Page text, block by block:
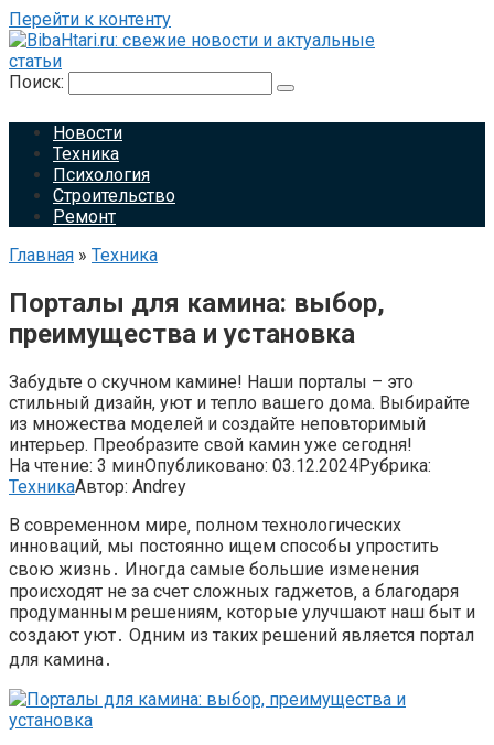
Перейти к контенту
Поиск:
Новости
Техника
Психология
Строительство
Ремонт
Главная » Техника
Порталы для камина: выбор,
преимущества и установка
Забудьте о скучном камине! Наши порталы – это
стильный дизайн, уют и тепло вашего дома. Выбирайте
из множества моделей и создайте неповторимый
интерьер. Преобразите свой камин уже сегодня!
На чтение: 3 минОпубликовано: 03.12.2024Рубрика:
ТехникаАвтор: Andrey
В современном мире‚ полном технологических
инноваций‚ мы постоянно ищем способы упростить
свою жизнь․ Иногда самые большие изменения
происходят не за счет сложных гаджетов‚ а благодаря
продуманным решениям‚ которые улучшают наш быт и
создают уют․ Одним из таких решений является портал
для камина․